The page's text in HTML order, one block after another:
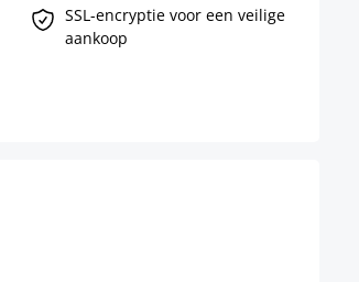
SSL-encryptie voor een veilige
aankoop